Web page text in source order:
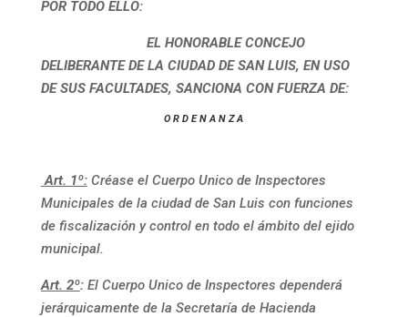
POR TODO ELLO:
EL HONORABLE CONCEJO
DELIBERANTE DE LA CIUDAD DE SAN LUIS, EN USO
DE SUS FACULTADES, SANCIONA CON FUERZA DE:
O R D E N A N Z A
Art. 1º:Créase el Cuerpo Unico de Inspectores
Municipales de la ciudadde San Luis con funciones
de fiscalización y control en todo el ámbito del ejido
municipal.
Art. 2º:El Cuerpo Unico de Inspectores dependerá
jerárquicamente de la Secretaría de Hacienda